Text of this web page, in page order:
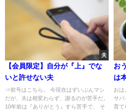
夫
【会員限定】自分が『上』でな
いと許せない夫
⇒前号はこちら。 今現在はずいぶんマシ
だが、夫は相変わらず、謝るのが苦手だ。
10年前は『ありがとう』すら苦手で、 そ
お
は
おは
サバ
育て